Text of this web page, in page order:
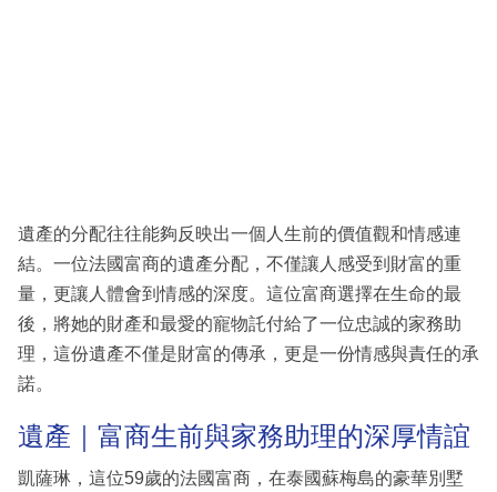
區
遺產的分配往往能夠反映出一個人生前的價值觀和情感連
結。一位法國富商的遺產分配，不僅讓人感受到財富的重
量，更讓人體會到情感的深度。這位富商選擇在生命的最
後，將她的財產和最愛的寵物託付給了一位忠誠的家務助
理，這份遺產不僅是財富的傳承，更是一份情感與責任的承
諾。
遺產｜富商生前與家務助理的深厚情誼
凱薩琳，這位59歲的法國富商，在泰國蘇梅島的豪華別墅